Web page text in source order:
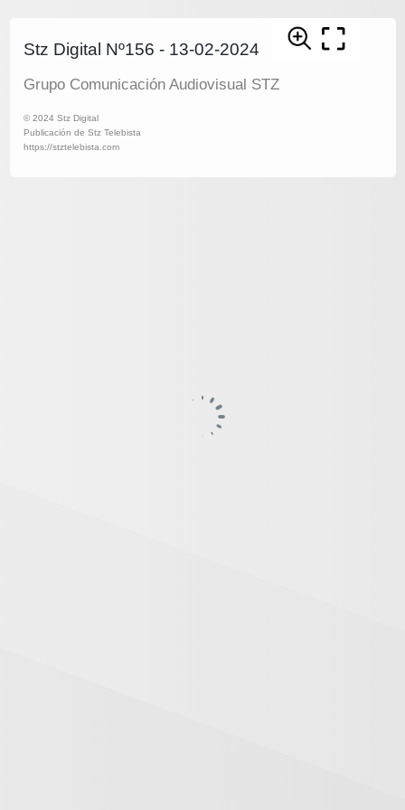
Stz Digital Nº156 - 13-02-2024
Grupo Comunicación Audiovisual STZ
© 2024 Stz Digital
Publicación de Stz Telebista
https://stztelebista.com